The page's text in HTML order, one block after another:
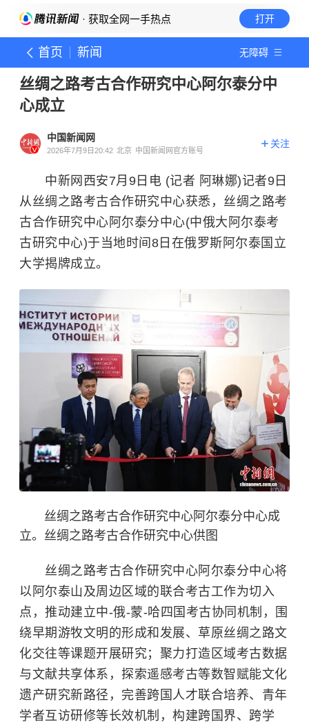
· 获取全网一手热点 打开
首页 新闻 无障碍
丝绸之路考古合作研究中心阿尔泰分中
心成立
中国新闻网
2026年7月9日20:42 北京 中国新闻网官方账号
关注
中新网西安7月9日电 (记者 阿琳娜)记者9日
从丝绸之路考古合作研究中心获悉，丝绸之路考
古合作研究中心阿尔泰分中心(中俄大阿尔泰考
古研究中心)于当地时间8日在俄罗斯阿尔泰国立
大学揭牌成立。
丝绸之路考古合作研究中心阿尔泰分中心成
立。丝绸之路考古合作研究中心供图
丝绸之路考古合作研究中心阿尔泰分中心将
以阿尔泰山及周边区域的联合考古工作为切入
点，推动建立中-俄-蒙-哈四国考古协同机制，围
绕早期游牧文明的形成和发展、草原丝绸之路文
化交往等课题开展研究；聚力打造区域考古数据
与文献共享体系，探索遥感考古等数智赋能文化
遗产研究新路径，完善跨国人才联合培养、青年
学者互访研修等长效机制，构建跨国界、跨学